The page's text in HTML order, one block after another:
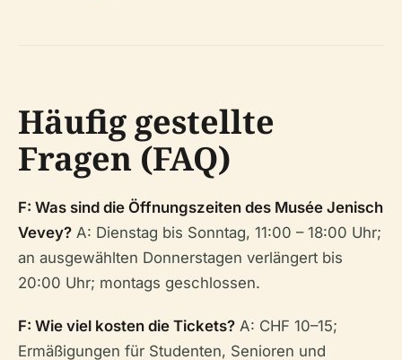
Häufig gestellte
Fragen (FAQ)
F: Was sind die Öffnungszeiten des Musée Jenisch
Vevey? A: Dienstag bis Sonntag, 11:00 – 18:00 Uhr;
an ausgewählten Donnerstagen verlängert bis
20:00 Uhr; montags geschlossen.
F: Wie viel kosten die Tickets? A: CHF 10–15;
Ermäßigungen für Studenten, Senioren und